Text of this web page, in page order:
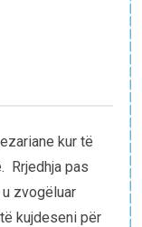
kur të
Rrjedhja pas
zvogëluar
kujdeseni për